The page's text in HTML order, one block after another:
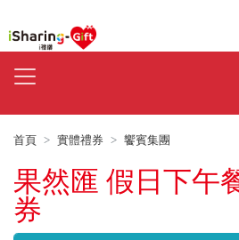
首頁 實體禮券 饗賓集團
果然匯 假日下午
券